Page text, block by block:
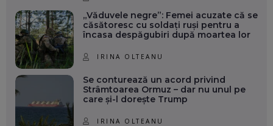
„Văduvele negre”: Femei acuzate că se
căsătoresc cu soldați ruși pentru a
încasa despăgubiri după moartea lor
IRINA OLTEANU
Se conturează un acord privind
Strâmtoarea Ormuz – dar nu unul pe
care și-l dorește Trump
IRINA OLTEANU